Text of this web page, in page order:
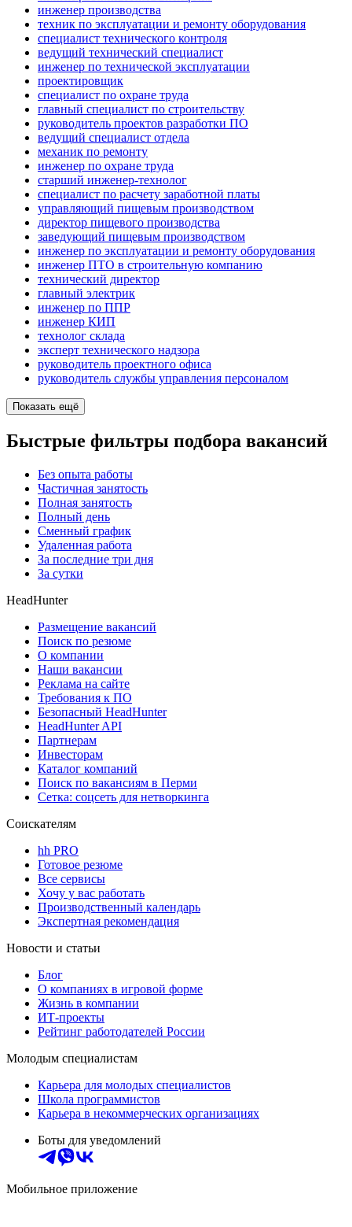
инженер производства
техник по эксплуатации и ремонту оборудования
специалист технического контроля
ведущий технический специалист
инженер по технической эксплуатации
проектировщик
специалист по охране труда
главный специалист по строительству
руководитель проектов разработки ПО
ведущий специалист отдела
механик по ремонту
инженер по охране труда
старший инженер-технолог
специалист по расчету заработной платы
управляющий пищевым производством
директор пищевого производства
заведующий пищевым производством
инженер по эксплуатации и ремонту оборудования
инженер ПТО в строительную компанию
технический директор
главный электрик
инженер по ППР
инженер КИП
технолог склада
эксперт технического надзора
руководитель проектного офиса
руководитель службы управления персоналом
Показать ещё
Быстрые фильтры подбора вакансий
Без опыта работы
Частичная занятость
Полная занятость
Полный день
Сменный график
Удаленная работа
За последние три дня
За сутки
HeadHunter
Размещение вакансий
Поиск по резюме
О компании
Наши вакансии
Реклама на сайте
Требования к ПО
Безопасный HeadHunter
HeadHunter API
Партнерам
Инвесторам
Каталог компаний
Поиск по вакансиям в Перми
Сетка: соцсеть для нетворкинга
Соискателям
hh PRO
Готовое резюме
Все сервисы
Хочу у вас работать
Производственный календарь
Экспертная рекомендация
Новости и статьи
Блог
О компаниях в игровой форме
Жизнь в компании
ИТ-проекты
Рейтинг работодателей России
Молодым специалистам
Карьера для молодых специалистов
Школа программистов
Карьера в некоммерческих организациях
Боты для уведомлений
Мобильное приложение